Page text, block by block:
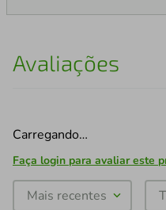
Avaliações
Carregando…
Faça login para avaliar este
Mais recentes